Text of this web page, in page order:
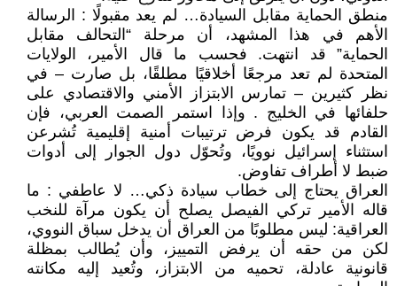
منطق الحماية مقابل السيادة… لم يعد مقبولًا : الرسالة
الأهم في هذا المشهد، أن مرحلة “التحالف مقابل
الحماية” قد انتهت. فحسب ما قال الأمير، الولايات
المتحدة لم تعد مرجعًا أخلاقيًا مطلقًا، بل صارت – في
نظر كثيرين – تمارس الابتزاز الأمني والاقتصادي على
حلفائها في الخليج . وإذا استمر الصمت العربي، فإن
القادم قد يكون فرض ترتيبات أمنية إقليمية تُشرعن
استثناء إسرائيل نوويًا، وتُحوّل دول الجوار إلى أدوات
ضبط لا أطراف تفاوض.
العراق يحتاج إلى خطاب سيادة ذكي… لا عاطفي : ما
قاله الأمير تركي الفيصل يصلح أن يكون مرآة للنخب
العراقية: ليس مطلوبًا من العراق أن يدخل سباق النووي،
لكن من حقه أن يرفض التمييز، وأن يُطالب بمظلة
قانونية عادلة، تحميه من الابتزاز، وتُعيد إليه مكانته